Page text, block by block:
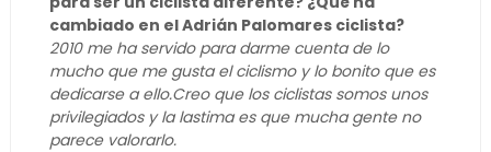
cambiado en el Adrián Palomares ciclista?
2010 me ha servido para darme cuenta de lo
mucho que me gusta el ciclismo y lo bonito que es
dedicarse a ello.Creo que los ciclistas somos unos
privilegiados y la lastima es que mucha gente no
parece valorarlo.